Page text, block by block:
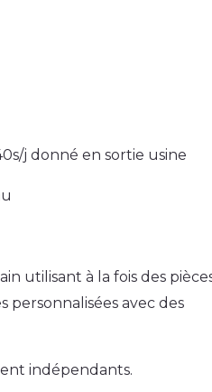
j donné en sortie usine
utilisant à la fois des
personnalisées avec des
indépendants.